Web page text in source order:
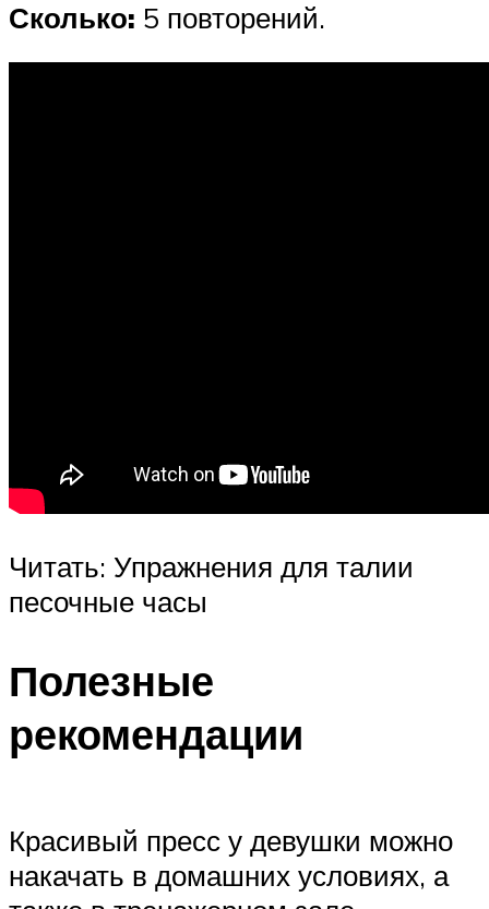
Сколько: 5 повторений.
Читать: Упражнения для талии
песочные часы
Полезные
рекомендации
Красивый пресс у девушки можно
накачать в домашних условиях, а